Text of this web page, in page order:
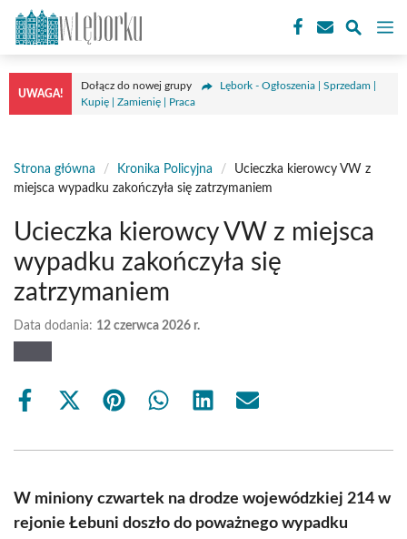
Przejdź
treści
UWAGA!
Dołącz do nowej grupy
Lębork - Ogłoszenia | Sprzedam |
Kupię | Zamienię | Praca
Strona główna / Kronika Policyjna /
Ucieczka kierowcy VW z
miejsca wypadku zakończyła się zatrzymaniem
Ucieczka kierowcy VW z miejsca
wypadku zakończyła się
zatrzymaniem
Data dodania: 12 czerwca 2026 r.
Share
Share
(Twitter)
Share Share Share Share
W miniony czwartek na drodze wojewódzkiej 214 w
rejonie Łebuni doszło do poważnego wypadku